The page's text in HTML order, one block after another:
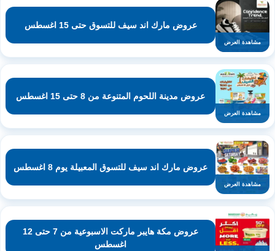
مشاهدة العرض
عروض مارك اند سيف للتسوق حتى 15 اغسطس
مشاهدة العرض
عروض مدينة اللحوم المتنوعة من 8 حتى 15 اغسطس
مشاهدة العرض
عروض مارك اند سيف للتسوق المعبيلة يوم 8 اغسطس
عروض مكة هايبر ماركت الاسبوعية من 7 حتى 12
اغسطس